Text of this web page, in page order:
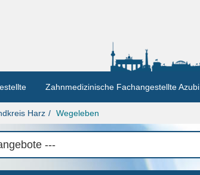
Zahnmedizinische Fachangestellte Azubi
Harz Wegeleben